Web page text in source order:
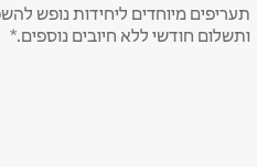
תעריפים מיוחדים ליחידות נופש
ותשלום חודשי ללא חיובים נוספים.*